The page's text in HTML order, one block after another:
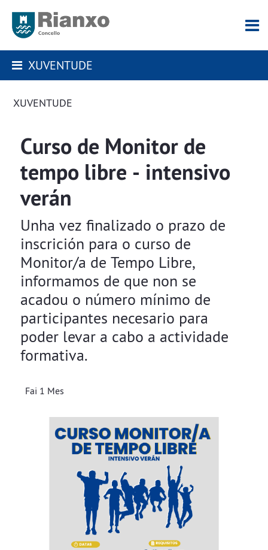
XUVENTUDE
XUVENTUDE
Curso de Monitor de
tempo libre - intensivo
verán
Unha vez finalizado o prazo de
inscrición para o curso de
Monitor/a de Tempo Libre,
informamos de que non se
acadou o número mínimo de
participantes necesario para
poder levar a cabo a actividade
formativa.
Fai 1 Mes